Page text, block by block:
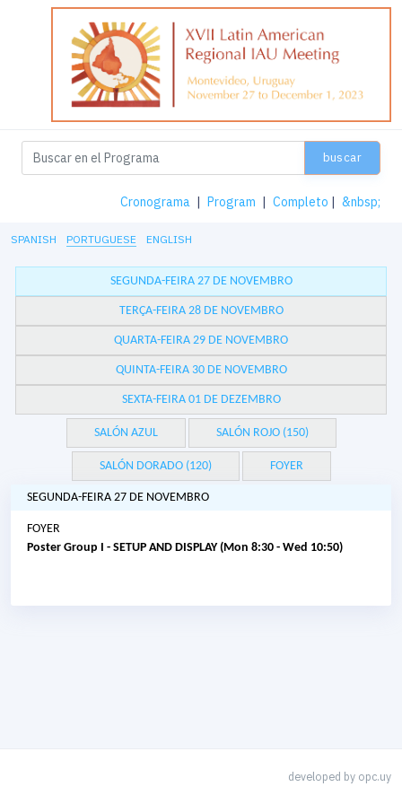
buscar
Cronograma | Program | Completo | &nbsp;
SPANISH PORTUGUESE ENGLISH
SEGUNDA-FEIRA 27 DE NOVEMBRO
TERÇA-FEIRA 28 DE NOVEMBRO
QUARTA-FEIRA 29 DE NOVEMBRO
QUINTA-FEIRA 30 DE NOVEMBRO
SEXTA-FEIRA 01 DE DEZEMBRO
SALÓN AZUL SALÓN ROJO (150)
SALÓN DORADO (120) FOYER
SEGUNDA-FEIRA 27 DE NOVEMBRO
FOYER
Poster Group I - SETUP AND DISPLAY (Mon 8:30 - Wed 10:50)
developed by opc.uy